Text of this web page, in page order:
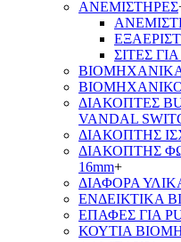
ΑΝΕΜΙΣΤΗΡΕΣ
ΣΙΤΕΣ
ΒΙΟΜΗΧΑΝΙΚΑ
ΔΙΑΚΟΠΤΕΣ
VANDAL
ΔΙΑΚΟΠΤΗΣ
ΔΙΑΚΟΠΤΗΣ
16mm+
ΔΙΑΦΟΡΑ
ΕΝΔΕΙΚΤΙΚΑ
ΕΠΑΦΕΣ ΓΙΑ
ΚΟΥΤΙΑ